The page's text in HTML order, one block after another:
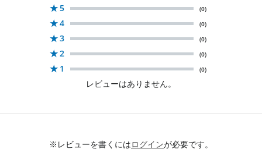
★5 (0)
★4 (0)
★3 (0)
★2 (0)
★ 1 (0)
レビューはありません。
※レビューを書くにはログインが必要です。